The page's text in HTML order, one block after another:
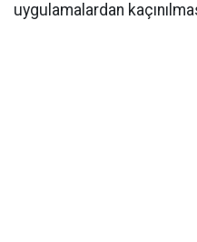
uygulamalardan